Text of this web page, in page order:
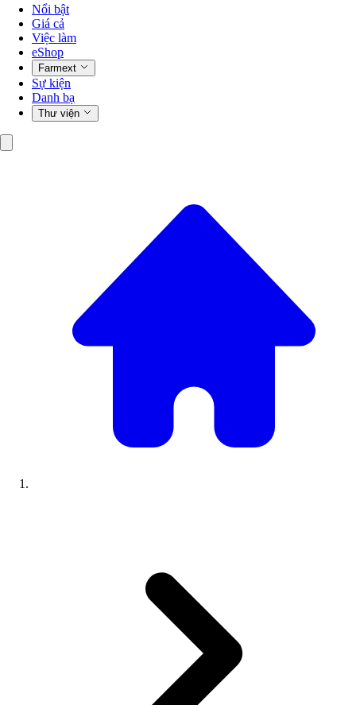
Nổi bật
Giá cả
Việc làm
eShop
Farmext
Sự kiện
Danh bạ
Thư viện